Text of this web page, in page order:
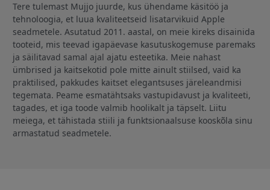
Tere tulemast Mujjo juurde, kus ühendame käsitöö ja
tehnoloogia, et luua kvaliteetseid lisatarvikuid Apple
seadmetele. Asutatud 2011. aastal, on meie kireks disainida
tooteid, mis teevad igapäevase kasutuskogemuse paremaks
ja säilitavad samal ajal ajatu esteetika. Meie nahast
ümbrised ja kaitsekotid pole mitte ainult stiilsed, vaid ka
praktilised, pakkudes kaitset elegantsuses järeleandmisi
tegemata. Peame esmatähtsaks vastupidavust ja kvaliteeti,
tagades, et iga toode valmib hoolikalt ja täpselt. Liitu
meiega, et tähistada stiili ja funktsionaalsuse kooskõla sinu
armastatud seadmetele.